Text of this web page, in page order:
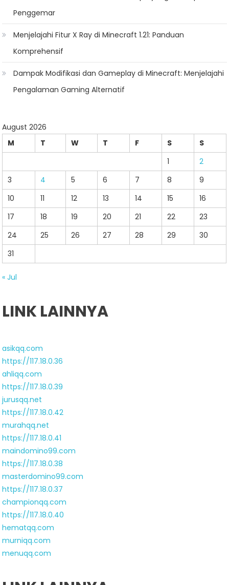
Penggemar
Menjelajahi Fitur X Ray di Minecraft 1.21: Panduan
Komprehensif
Dampak Modifikasi dan Gameplay di Minecraft: Menjelajahi
Pengalaman Gaming Alternatif
August 2026
M
T W T F S
S
1
2
3
4 5 6 7 8
9
10
11 12 13 14 15
16
17
18 19 20 21 22
23
24
25 26 27 28 29
30
31
« Jul
LINK LAINNYA
asikqq.com
https://117.18.0.36
ahliqq.com
https://117.18.0.39
jurusqq.net
https://117.18.0.42
murahqq.net
https://117.18.0.41
maindomino99.com
https://117.18.0.38
masterdomino99.com
https://117.18.0.37
championqq.com
https://117.18.0.40
hematqq.com
murniqq.com
menuqq.com